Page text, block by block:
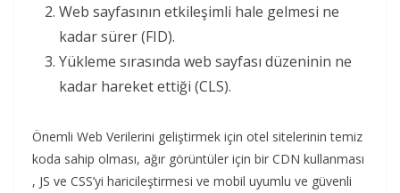
Web sayfasının etkileşimli hale gelmesi ne
kadar sürer (FID).
Yükleme sırasında web sayfası düzeninin ne
kadar hareket ettiği (CLS).
Önemli Web Verilerini geliştirmek için otel sitelerinin temiz
koda sahip olması, ağır görüntüler için bir CDN kullanması
, JS ve CSS’yi haricileştirmesi ve mobil uyumlu ve güvenli